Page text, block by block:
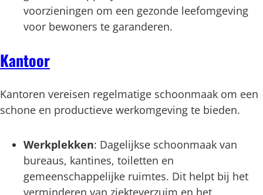
voorzieningen om een gezonde leefomgeving
voor bewoners te garanderen.
Kantoor
Kantoren vereisen regelmatige schoonmaak om een
schone en productieve werkomgeving te bieden.
Werkplekken: Dagelijkse schoonmaak van
bureaus, kantines, toiletten en
gemeenschappelijke ruimtes. Dit helpt bij het